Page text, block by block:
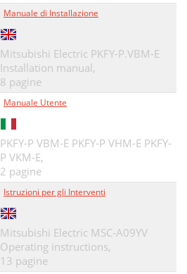
Manuale di Installazione
Mitsubishi Electric PKFY-P.VBM-E
Installation manual,
8 pagine
Manuale Utente
PKFY-P VBM-E PKFY-P VHM-E PKFY-
P VKM-E,
2 pagine
Istruzioni per gli Interventi
Mitsubishi Electric MSC-A09YV
Operating instructions,
13 pagine